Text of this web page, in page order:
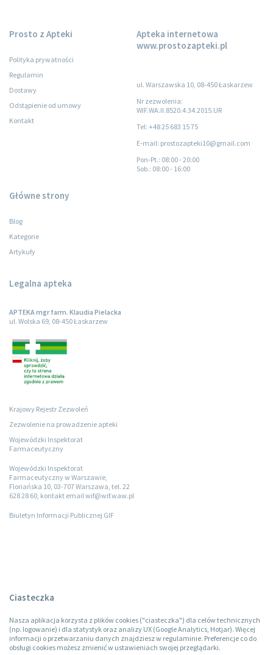
Prosto z Apteki
Polityka prywatności
Regulamin
Dostawy
Odstąpienie od umowy
Kontakt
Apteka internetowa
www.prostozapteki.pl
ul. Warszawska 10, 08-450 Łaskarzew
Nr zezwolenia:
WIF.WA.II.8520.4.34.2015.UR
Tel: +48 25 683 15 75
E-mail: prostozapteki10@gmail.com
Pon-Pt.: 08:00 - 20:00
Sob.: 08:00 - 16:00
Główne strony
Blog
Kategorie
Artykuły
Legalna apteka
APTEKA mgr farm. Klaudia Pielacka
ul. Wolska 69, 08-450 Łaskarzew
Krajowy Rejestr Zezwoleń
Zezwolenie na prowadzenie apteki
Wojewódzki Inspektorat
Farmaceutyczny
Wojewódzki Inspektorat
Farmaceutyczny w Warszawie,
Floriańska 10, 03-707 Warszawa, tel. 22
628 28 60, kontakt email wif@wif.waw.pl
Biuletyn Informacji Publicznej GIF
Ciasteczka
Nasza aplikacja korzysta z plików cookies ("ciasteczka") dla celów technicznych
(np. logowanie) i dla statystyk oraz analizy UX (Google Analytics, Hotjar). Więcej
informacji o przetwarzaniu danych znajdziesz w regulaminie. Preferencje co do
obsługi cookies możesz zmienić w ustawieniach swojej przeglądarki.